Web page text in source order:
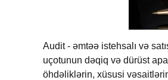
Audit - əmtəə istehsalı və
uçotunun dəqiq və dürüst
öhdəliklərin, xüsusi